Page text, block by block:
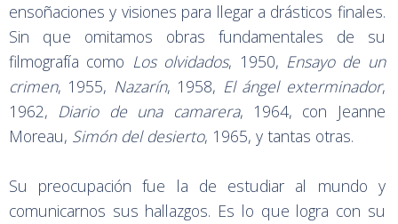
ensoñaciones y visiones para llegar a drásticos finales.
Sin que omitamos obras fundamentales de su
filmografía como Los olvidados, 1950, Ensayo de un
crimen, 1955, Nazarín, 1958, El ángel exterminador,
1962, Diario de una camarera, 1964, con Jeanne
Moreau, Simón del desierto, 1965, y tantas otras.
Su preocupación fue la de estudiar al mundo y
comunicarnos sus hallazgos. Es lo que logra con su